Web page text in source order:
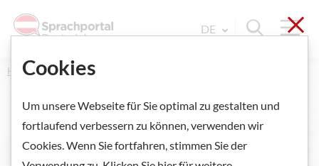
Suche
Sprache Wechseln.
DE
Home Alle Angebote
Sägen
Cookies
Um unsere Webseite für Sie optimal zu gestalten und
fortlaufend verbessern zu können, verwenden wir
Cookies. Wenn Sie fortfahren, stimmen Sie der